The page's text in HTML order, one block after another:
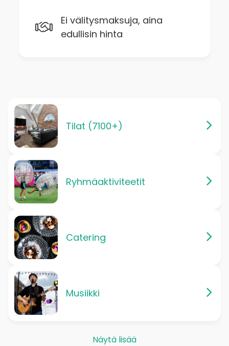
Ei välitysmaksuja, aina
edullisin hinta
Tilat (7100+)
Ryhmäaktiviteetit
Catering
Musiikki
Näytä lisää